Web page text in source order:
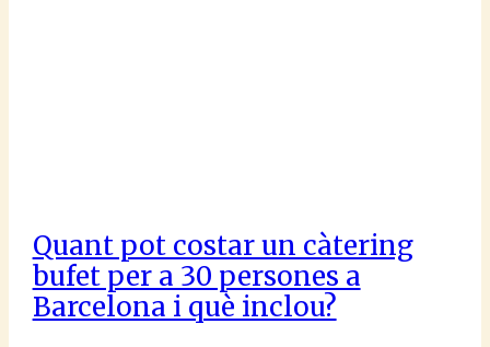
Quant pot costar un càtering
bufet per a 30 persones a
Barcelona i què inclou?